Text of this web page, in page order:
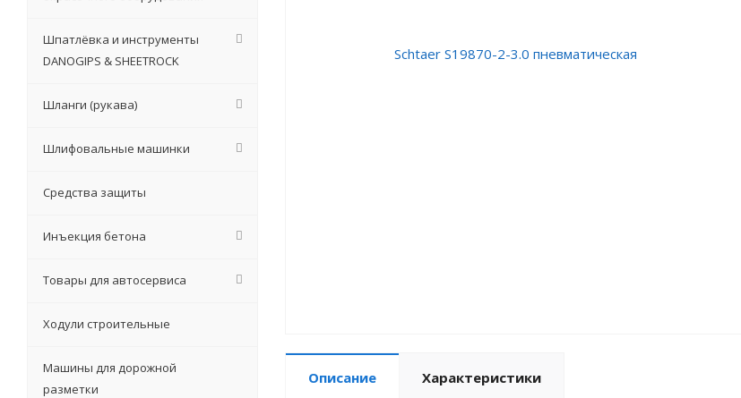
Описание Характеристики
Шпатлёвка и инструменты
DANOGIPS & SHEETROCK
Шланги (рукава)
Шлифовальные машинки
Средства защиты
Инъекция бетона
Товары для автосервиса
Ходули строительные
Машины для дорожной
разметки